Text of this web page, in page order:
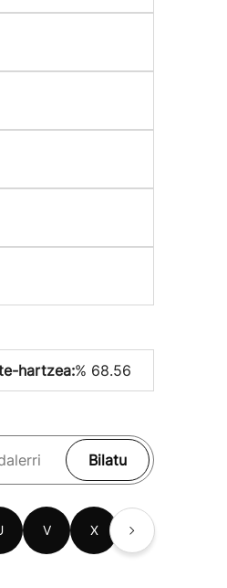
hartzea:% 68.56
Bilatu
V X